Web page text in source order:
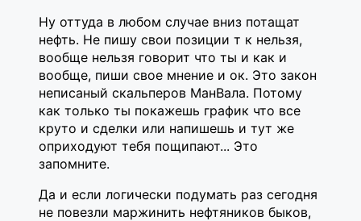
Ну оттуда в любом случае вниз потащат
нефть. Не пишу свои позиции т к нельзя,
вообще нельзя говорит что ты и как и
вообще, пиши свое мнение и ок. Это закон
неписаный скальперов МанВала. Потому
как только ты покажешь график что все
круто и сделки или напишешь и тут же
оприходуют тебя пощипают... Это
запомните.
Да и если логически подумать раз сегодня
не повезли маржинить нефтяников быков,